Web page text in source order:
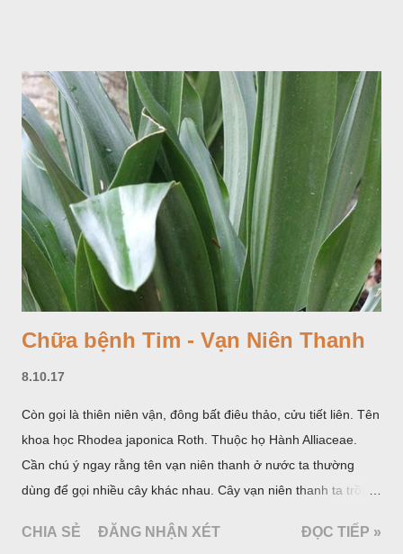
Chữa bệnh Tim - Vạn Niên Thanh
8.10.17
Còn gọi là thiên niên vận, đông bất điêu thảo, cửu tiết liên. Tên
khoa học Rhodea japonica Roth. Thuộc họ Hành Alliaceae.
Cần chú ý ngay rằng tên vạn niên thanh ở nước ta thường
dùng để gọi nhiều cây khác nhau. Cây vạn niên thanh ta trồng
Araceae. Còn cây vạn niên thanh giới thiệu ở đây thuộc họ
CHIA SẺ ĐĂNG NHẬN XÉT ĐỌC TIẾP »